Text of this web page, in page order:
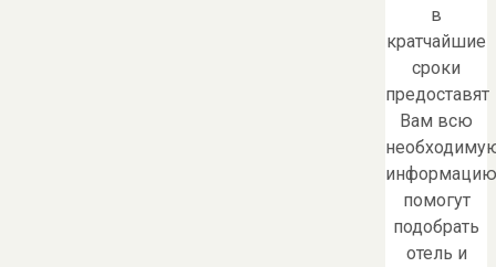
в
кратчайшие
сроки
предоставят
Вам всю
помогут
подобрать
отель и